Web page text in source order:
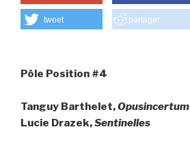
tweet partager
Pôle Position #4
Tanguy Barthelet,Opusincertum
Lucie Drazek,Sentinelles